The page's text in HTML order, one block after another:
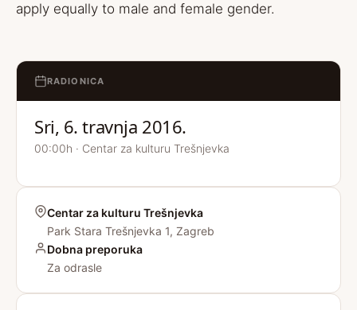
apply equally to male and female gender.
RADIONICA
Sri, 6. travnja 2016.
00:00h · Centar za kulturu Trešnjevka
Centar za kulturu Trešnjevka
Park Stara Trešnjevka 1, Zagreb
Dobna preporuka
Za odrasle